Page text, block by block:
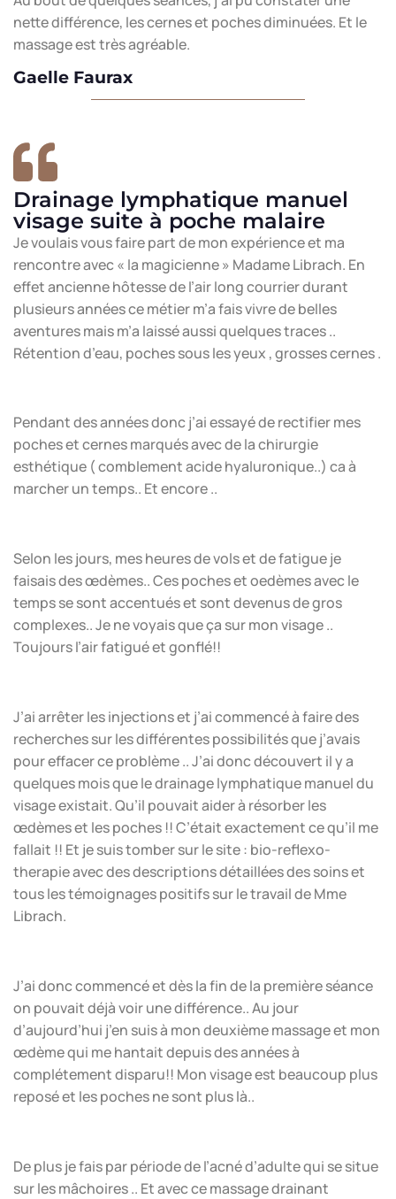
nette différence, les cernes et poches diminuées. Et le
massage est très agréable.
Gaelle Faurax
Drainage lymphatique manuel
visage suite à poche malaire
Je voulais vous faire part de mon expérience et ma
rencontre avec « la magicienne » Madame Librach. En
effet ancienne hôtesse de l’air long courrier durant
plusieurs années ce métier m’a fais vivre de belles
aventures mais m’a laissé aussi quelques traces ..
Rétention d’eau, poches sous les yeux , grosses cernes .
Pendant des années donc j’ai essayé de rectifier mes
poches et cernes marqués avec de la chirurgie
esthétique ( comblement acide hyaluronique..) ca à
marcher un temps.. Et encore ..
Selon les jours, mes heures de vols et de fatigue je
faisais des œdèmes.. Ces poches et oedèmes avec le
temps se sont accentués et sont devenus de gros
complexes.. Je ne voyais que ça sur mon visage ..
Toujours l’air fatigué et gonflé!!
J’ai arrêter les injections et j’ai commencé à faire des
recherches sur les différentes possibilités que j’avais
pour effacer ce problème .. J’ai donc découvert il y a
quelques mois que le drainage lymphatique manuel du
visage existait. Qu’il pouvait aider à résorber les
œdèmes et les poches !! C’était exactement ce qu’il me
fallait !! Et je suis tomber sur le site : bio-reflexo-
therapie avec des descriptions détaillées des soins et
tous les témoignages positifs sur le travail de Mme
Librach.
J’ai donc commencé et dès la fin de la première séance
on pouvait déjà voir une différence.. Au jour
d’aujourd’hui j’en suis à mon deuxième massage et mon
œdème qui me hantait depuis des années à
complétement disparu!! Mon visage est beaucoup plus
reposé et les poches ne sont plus là..
De plus je fais par période de l’acné d’adulte qui se situe
sur les mâchoires .. Et avec ce massage drainant